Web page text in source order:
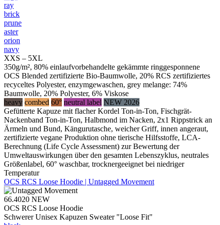
ray
brick
prune
aster
orion
navy
XXS – 5XL
350g/m², 80% einlaufvorbehandelte gekämmte ringgesponnene
OCS Blended zertifizierte Bio-Baumwolle, 20% RCS zertifiziertes
recyceltes Polyester, enzymgewaschen, grey melange: 74%
Baumwolle, 20% Polyester, 6% Viskose
heavy combed 60° neutral label NEW 2026
Gefütterte Kapuze mit flacher Kordel Ton-in-Ton, Fischgrät-
Nackenband Ton-in-Ton, Halbmond im Nacken, 2x1 Rippstrick an
Ärmeln und Bund, Kängurutasche, weicher Griff, innen angeraut,
zertifizierte vegane Produktion ohne tierische Hilfsstoffe, LCA-
Berechnung (Life Cycle Assessment) zur Bewertung der
Umweltauswirkungen über den gesamten Lebenszyklus, neutrales
Größenlabel, 60° waschbar, trocknergeeignet bei niedriger
Temperatur
OCS RCS Loose Hoodie | Untagged Movement
66.4020 NEW
OCS RCS Loose Hoodie
Schwerer Unisex Kapuzen Sweater "Loose Fit"